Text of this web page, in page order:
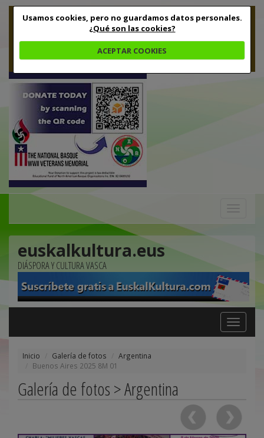
Usamos cookies, pero no guardamos datos personales.
¿Qué son las cookies?
ACEPTAR COOKIES
euskalkultura.eus
DIÁSPORA Y CULTURA VASCA
Toggle
navigation
Inicio Galería de fotos
Argentina
Buenos Aires 2025 8M 01
Galería de fotos > Argentina